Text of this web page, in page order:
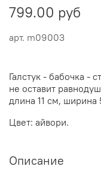
арт. m09003
799.00 руб
Галстук - бабочка -
не оставит
длина 11 см, ширина
Цвет: айвори.
Описание